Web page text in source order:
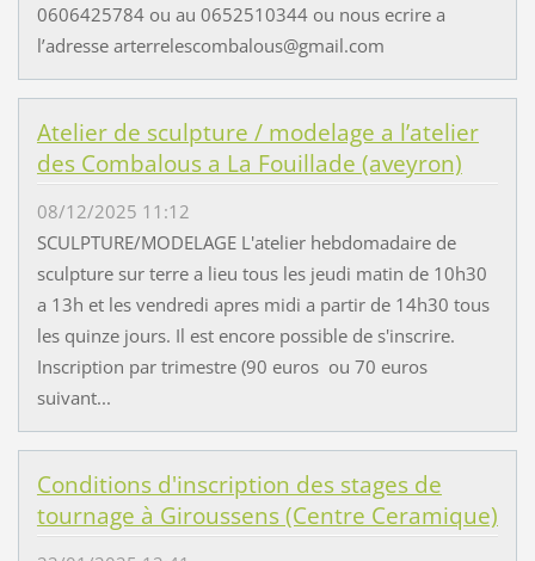
0606425784 ou au 0652510344 ou nous ecrire a
l’adresse arterrelescombalous@gmail.com
Atelier de sculpture / modelage a l’atelier
des Combalous a La Fouillade (aveyron)
08/12/2025 11:12
SCULPTURE/MODELAGE L'atelier hebdomadaire de
sculpture sur terre a lieu tous les jeudi matin de 10h30
a 13h et les vendredi apres midi a partir de 14h30 tous
les quinze jours. Il est encore possible de s'inscrire.
Inscription par trimestre (90 euros ou 70 euros
suivant...
Conditions d'inscription des stages de
tournage à Giroussens (Centre Ceramique)